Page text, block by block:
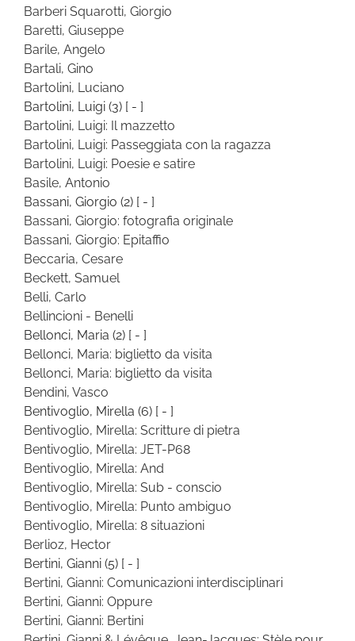
Barberi Squarotti, Giorgio
Baretti, Giuseppe
Barile, Angelo
Bartali, Gino
Bartolini, Luciano
Bartolini, Luigi (3) [ - ]
Bartolini, Luigi: Il mazzetto
Bartolini, Luigi: Passeggiata con la ragazza
Bartolini, Luigi: Poesie e satire
Basile, Antonio
Bassani, Giorgio (2) [ - ]
Bassani, Giorgio: fotografia originale
Bassani, Giorgio: Epitaffio
Beccaria, Cesare
Beckett, Samuel
Belli, Carlo
Bellincioni - Benelli
Bellonci, Maria (2) [ - ]
Bellonci, Maria: biglietto da visita
Bellonci, Maria: biglietto da visita
Bendini, Vasco
Bentivoglio, Mirella (6) [ - ]
Bentivoglio, Mirella: Scritture di pietra
Bentivoglio, Mirella: JET-P68
Bentivoglio, Mirella: And
Bentivoglio, Mirella: Sub - conscio
Bentivoglio, Mirella: Punto ambiguo
Bentivoglio, Mirella: 8 situazioni
Berlioz, Hector
Bertini, Gianni (5) [ - ]
Bertini, Gianni: Comunicazioni interdisciplinari
Bertini, Gianni: Oppure
Bertini, Gianni: Bertini